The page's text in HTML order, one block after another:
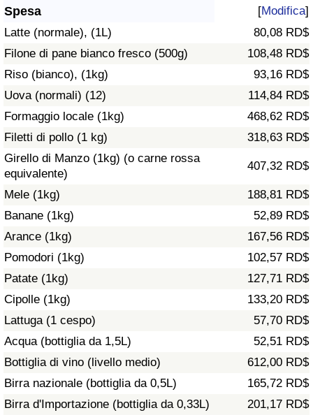
Spesa [Modifica]
Latte (normale), (1L)
80,08 RD$
Filone di pane bianco fresco (500g)
108,48 RD$
Riso (bianco), (1kg)
93,16 RD$
Uova (normali) (12)
114,84 RD$
Formaggio locale (1kg)
468,62 RD$
Filetti di pollo (1 kg)
318,63 RD$
Girello di Manzo (1kg) (o carne rossa
equivalente)
407,32 RD$
Mele (1kg)
188,81 RD$
Banane (1kg)
52,89 RD$
Arance (1kg)
167,56 RD$
Pomodori (1kg)
102,57 RD$
Patate (1kg)
127,71 RD$
Cipolle (1kg)
133,20 RD$
Lattuga (1 cespo)
57,70 RD$
Acqua (bottiglia da 1,5L)
52,51 RD$
Bottiglia di vino (livello medio)
612,00 RD$
Birra nazionale (bottiglia da 0,5L)
165,72 RD$
Birra d'Importazione (bottiglia da 0,33L)
201,17 RD$
Indice dell’Assistenza Sanitaria (Corrente)
Indice dell’Assistenza Sanitaria
Indice dell’Assistenza Sanitaria per
Nazione
Inquinamento
Indice dell’Inquinamento (Corrente)
Indice di inquinamento
Indice dell’Inquinamento per Nazione
Traffico
Indice del Traffico
Indice del traffico (Corrente)
Indice del traffico per Nazione